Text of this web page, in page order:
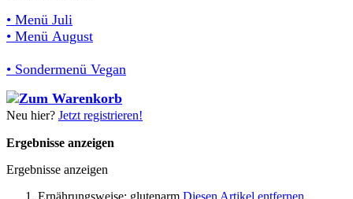
• Menü Juli
• Menü August
• Sondermenü Vegan
Neu hier? Jetzt registrieren!
Ergebnisse anzeigen
Ergebnisse anzeigen